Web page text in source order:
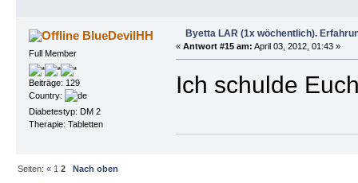
BlueDevilHH
Full Member
Beiträge: 129
Country:
Diabetestyp: DM 2
Therapie: Tabletten
Byetta LAR (1x wöchentlich).
« Antwort #15 am: April 03, 2012, 01:43 »
Ich schulde
Seiten:« 1 2 Nach oben